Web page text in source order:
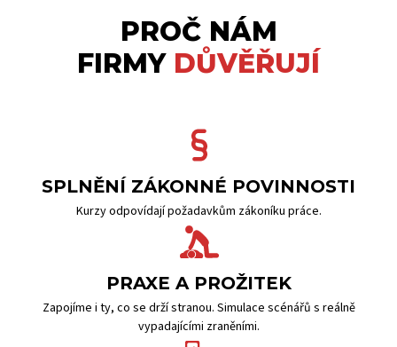
PROČ NÁM
FIRMYDŮVĚŘUJÍ
SPLNĚNÍ ZÁKONNÉ POVINNOSTI
Kurzy odpovídají požadavkům zákoníku práce.
PRAXE A PROŽITEK
Zapojíme i ty, co se drží stranou. Simulace scénářů s reálně
vypadajícími zraněními.